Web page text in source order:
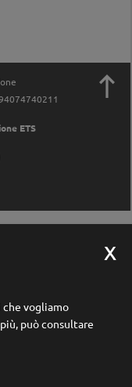
ETS

vogliamo
può consultare